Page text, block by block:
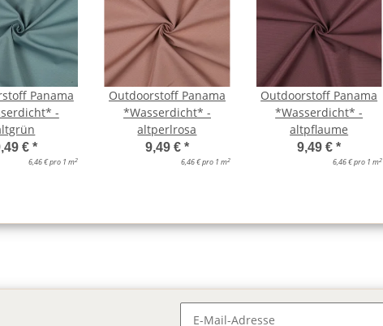
Panama
-
€ *
6,46 € pro 1 m2
Outdoorstoff Panama
*Wasserdicht* -
altperlrosa
9,49 € *
6,46 € pro 1 m2
Outdoorstoff Panama
*Wasserdicht* -
altpflaume
9,49 €*
6,46 € pro 1 m2